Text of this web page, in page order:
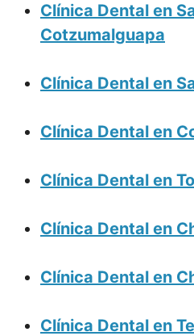
Clínica Dental en
Cotzumalguapa
Clínica Dental en
Clínica Dental en
Clínica Dental en
Clínica Dental en
Clínica Dental en
Clínica Dental en